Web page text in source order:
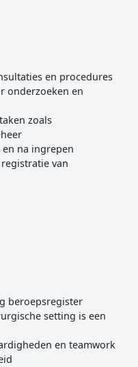
en procedures
onderzoeken en
zoals
na ingrepen
van
beroepsregister
setting is een
en teamwork